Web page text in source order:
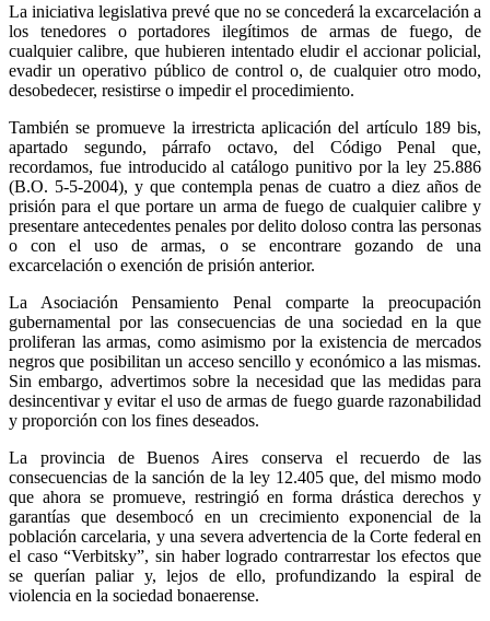
La iniciativa legislativa prevé que no se concederá la excarcelación a
los tenedores o portadores ilegítimos de armas de fuego, de
cualquier calibre, que hubieren intentado eludir el accionar policial,
evadir un operativo público de control o, de cualquier otro modo,
desobedecer, resistirse o impedir el procedimiento.
También se promueve la irrestricta aplicación del artículo 189 bis,
apartado segundo, párrafo octavo, del Código Penal que,
recordamos, fue introducido al catálogo punitivo por la ley 25.886
(B.O. 5-5-2004), y que contempla penas de cuatro a diez años de
prisión para el que portare un arma de fuego de cualquier calibre y
presentare antecedentes penales por delito doloso contra las personas
o con el uso de armas, o se encontrare gozando de una
excarcelación o exención de prisión anterior.
La Asociación Pensamiento Penal comparte la preocupación
gubernamental por las consecuencias de una sociedad en la que
proliferan las armas, como asimismo por la existencia de mercados
negros que posibilitan un acceso sencillo y económico a las mismas.
Sin embargo, advertimos sobre la necesidad que las medidas para
desincentivar y evitar el uso de armas de fuego guarde razonabilidad
y proporción con los fines deseados.
La provincia de Buenos Aires conserva el recuerdo de las
consecuencias de la sanción de la ley 12.405 que, del mismo modo
que ahora se promueve, restringió en forma drástica derechos y
garantías que desembocó en un crecimiento exponencial de la
población carcelaria, y una severa advertencia de la Corte federal en
el caso “Verbitsky”, sin haber logrado contrarrestar los efectos que
se querían paliar y, lejos de ello, profundizando la espiral de
violencia en la sociedad bonaerense.